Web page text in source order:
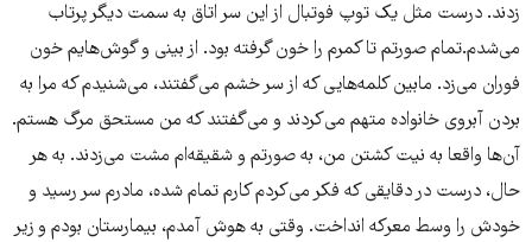
زدند. درست مثل یک توپ فوتبال از این سر اتاق به سمت دیگر پرتاب
می‌شدم.تمام صورتم تا کمرم را خون گرفته بود. از بینی و گوش‌هایم خون
فوران می‌زد. مابین کلمه‌هایی که از سر خشم می‌گفتند، می‌شنیدم که مرا به
بردن آبروی خانواده متهم می‌کردند و می‌گفتند که من مستحق مرگ هستم.
آن‌ها واقعا به نیت کشتن من، به صورتم و شقیقه‌ام مشت می‌زدند. به هر
حال، درست در دقایقی که فکر می‌کردم کارم تمام شده، مادرم سر رسید و
خودش را وسط معرکه انداخت. وقتی به هوش آمدم، بیمارستان بودم و زیر